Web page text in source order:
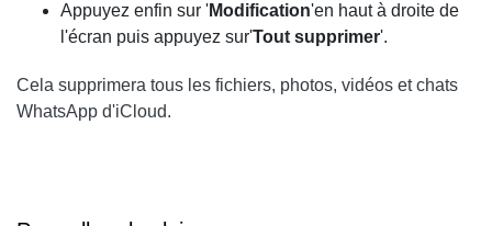
Appuyez enfin sur 'Modification'en haut à droite de
l'écran puis appuyez sur'Tout supprimer'.
Cela supprimera tous les fichiers, photos, vidéos et chats
WhatsApp d'iCloud.